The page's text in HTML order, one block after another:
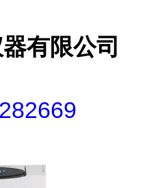
有限公司